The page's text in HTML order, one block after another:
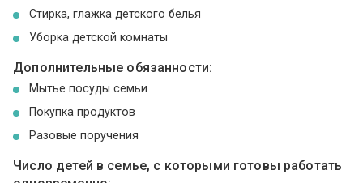
Стирка, глажка детского белья
Уборка детской комнаты
Дополнительные обязанности:
Мытье посуды семьи
Покупка продуктов
Разовые поручения
Число детей в семье, с которыми готовы работать